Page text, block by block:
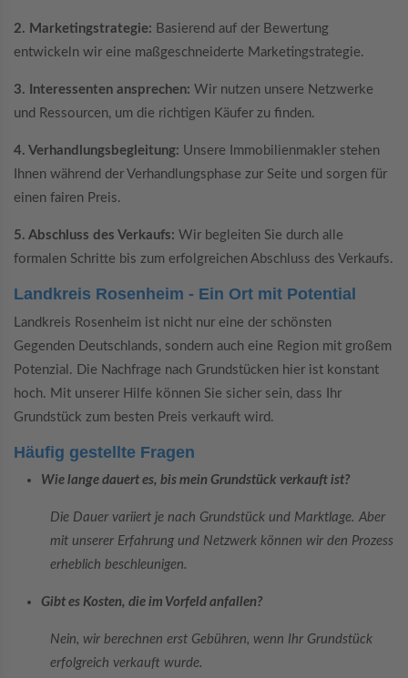
2. Marketingstrategie: Basierend auf der Bewertung
entwickeln wir eine maßgeschneiderte Marketingstrategie.
3. Interessenten ansprechen: Wir nutzen unsere Netzwerke
und Ressourcen, um die richtigen Käufer zu finden.
4. Verhandlungsbegleitung: Unsere Immobilienmakler stehen
Ihnen während der Verhandlungsphase zur Seite und sorgen für
einen fairen Preis.
5. Abschluss des Verkaufs: Wir begleiten Sie durch alle
formalen Schritte bis zum erfolgreichen Abschluss des Verkaufs.
Landkreis Rosenheim - Ein Ort mit Potential
Landkreis Rosenheim ist nicht nur eine der schönsten
Gegenden Deutschlands, sondern auch eine Region mit großem
Potenzial. Die Nachfrage nach Grundstücken hier ist konstant
hoch. Mit unserer Hilfe können Sie sicher sein, dass Ihr
Grundstück zum besten Preis verkauft wird.
Häufig gestellte Fragen
Wie lange dauert es, bis mein Grundstück verkauft ist?
Die Dauer variiert je nach Grundstück und Marktlage. Aber
mit unserer Erfahrung und Netzwerk können wir den Prozess
erheblich beschleunigen.
Gibt es Kosten, die im Vorfeld anfallen?
Nein, wir berechnen erst Gebühren, wenn Ihr Grundstück
erfolgreich verkauft wurde.